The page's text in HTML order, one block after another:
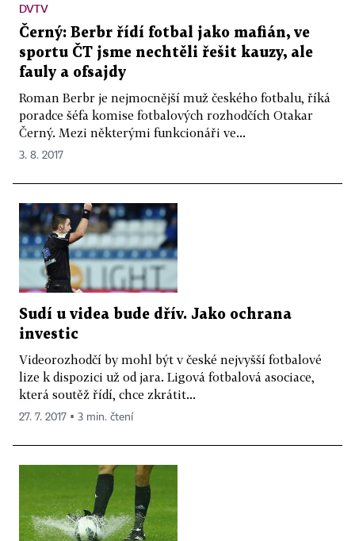
DVTV
Černý: Berbr řídí fotbal jako mafián, ve
sportu ČT jsme nechtěli řešit kauzy, ale
fauly a ofsajdy
Roman Berbr je nejmocnější muž českého fotbalu, říká
poradce šéfa komise fotbalových rozhodčích Otakar
Černý. Mezi některými funkcionáři ve...
3. 8. 2017
Sudí u videa bude dřív. Jako ochrana
investic
Videorozhodčí by mohl být v české nejvyšší fotbalové
lize k dispozici už od jara. Ligová fotbalová asociace,
která soutěž řídí, chce zkrátit...
27. 7. 2017 ▪ 3 min. čtení